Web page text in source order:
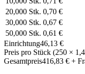
20,000 Stk. 0,70 €
30,000 Stk. 0,67 €
50,000 Stk. 0,61 €
Einrichtung46,13 €
Preis pro Stück (250 ×
Gesamtpreis416,83 € +